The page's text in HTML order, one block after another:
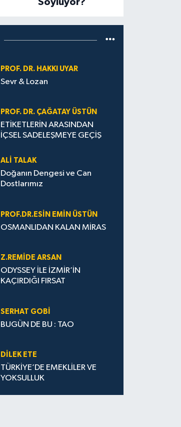
Söylüyor?
PROF. DR. HAKKI UYAR
Sevr & Lozan
PROF. DR. ÇAĞATAY ÜSTÜN
ETİKETLERİN ARASINDAN
İÇSEL SADELEŞMEYE GEÇİŞ
ALI TALAK
Doğanın Dengesi ve Can
Dostlarımız
PROF.DR.ESIN EMIN ÜSTÜN
OSMANLIDAN KALAN MİRAS
Z.REMIDE ARSAN
ODYSSEY İLE İZMİR’İN
KAÇIRDIĞI FIRSAT
SERHAT GOBİ
BUGÜN DE BU : TAO
DILEK ETE
TÜRKİYE’DE EMEKLİLER VE
YOKSULLUK